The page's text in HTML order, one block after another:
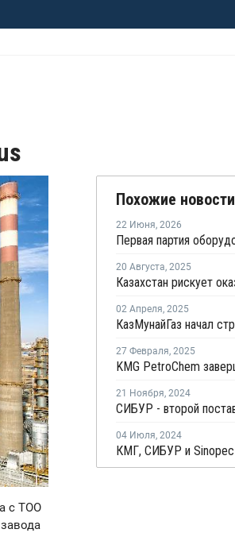
с ТОО
Похожие новости
22 Июня, 2026
20 Августа, 2025
02 Апреля, 2025
27 Февраля, 2025
21 Ноября, 2024
04 Июля, 2024